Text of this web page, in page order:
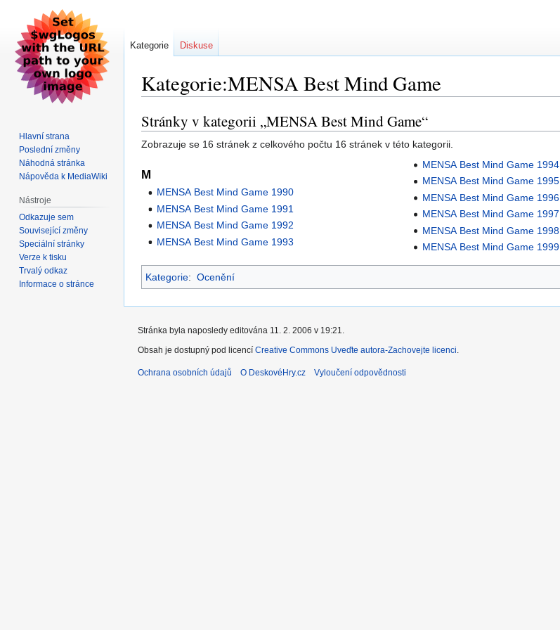
Kategorie:MENSA Best Mind Game
Skočit
na
navigaci
Skočit
na
vyhledávání
Stránky v kategorii „MENSA Best Mind Game“
Zobrazuje se 16 stránek z celkového počtu 16 stránek v této kategorii.
M
MENSA Best Mind Game 1990
MENSA Best Mind Game 1991
MENSA Best Mind Game 1992
MENSA Best Mind Game 1993
MENSA Best Mind Game 1994
MENSA Best Mind Game 1995
MENSA Best Mind Game 1996
MENSA Best Mind Game 1997
MENSA Best Mind Game 1998
MENSA Best Mind Game 1999
Kategorie: Ocenění
Kategorie Diskuse
Hlavní strana
Poslední změny
Náhodná stránka
Nápověda k MediaWiki
Nástroje
Odkazuje sem
Související změny
Speciální stránky
Verze k tisku
Trvalý odkaz
Informace o stránce
Stránka byla naposledy editována 11. 2. 2006 v 19:21.
Obsah je dostupný pod licencí Creative Commons Uveďte autora-Zachovejte licenci.
Ochrana osobních údajů O DeskovéHry.cz Vyloučení odpovědnosti